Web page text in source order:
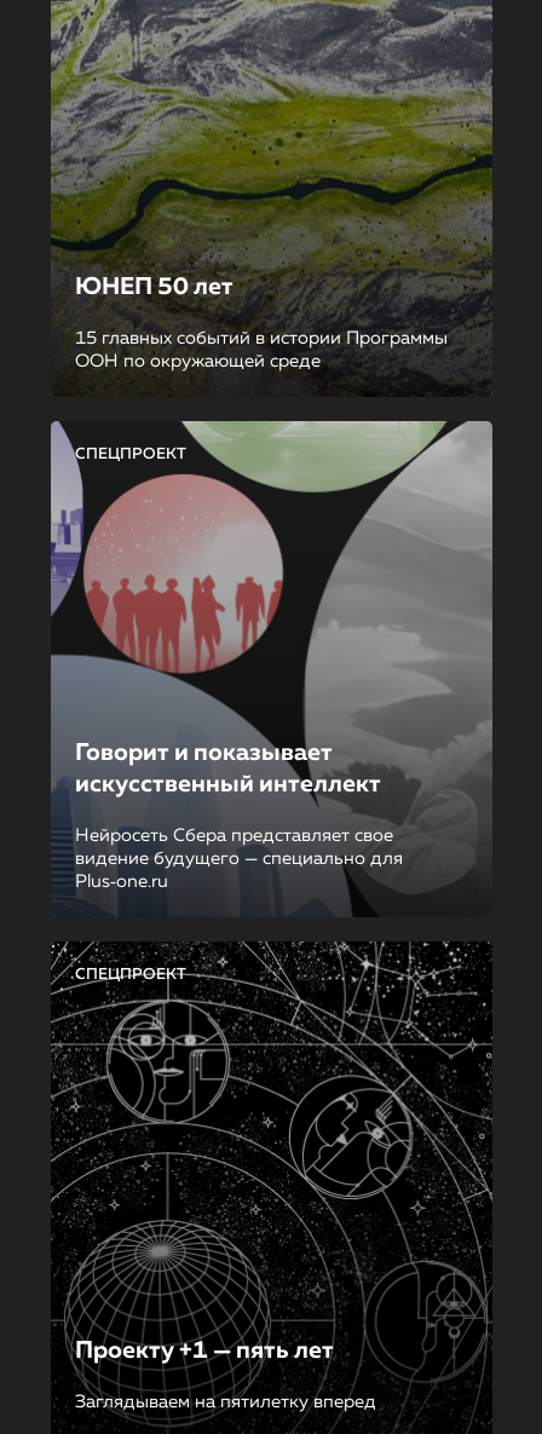
ЮНЕП 50 лет
15 главных событий в истории Программы
ООН по окружающей среде
СПЕЦПРОЕКТ
Говорит и показывает
искусственный интеллект
Нейросеть Сбера представляет свое
видение будущего — специально для
Plus‑one.ru
СПЕЦПРОЕКТ
Проекту +1 — пять лет
Заглядываем на пятилетку вперед